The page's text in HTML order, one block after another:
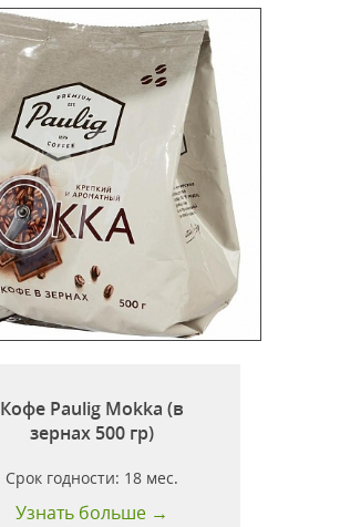
Кофе Paulig Mokka (в
зернах 500 гр)
Срок годности: 18 мес.
Узнать больше →